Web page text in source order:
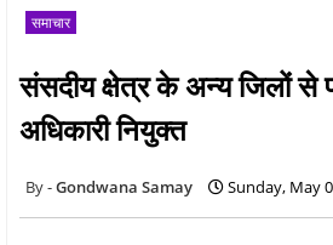
समाचार
संसदीय क्षेत्र के अन्य जिलों से
अधिकारी नियुक्त
Gondwana Samay Sunday, May